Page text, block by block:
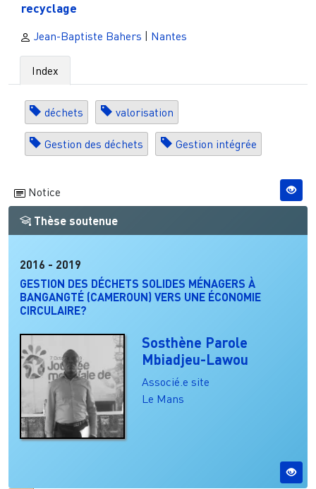
recyclage
Jean-Baptiste Bahers | Nantes
Index
déchets valorisation
Gestion des déchets Gestion intégrée
Notice
Thèse soutenue
2016 - 2019
GESTION DES DÉCHETS SOLIDES MÉNAGERS À
BANGANGTÉ (CAMEROUN) VERS UNE ÉCONOMIE
CIRCULAIRE?
Sosthène Parole
Mbiadjeu-Lawou
Associé.e site
Le Mans